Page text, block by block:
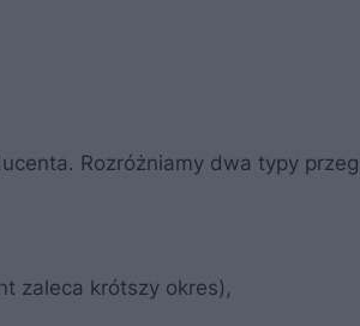
Rozróżniamy dwa typy
zaleca krótszy okres),